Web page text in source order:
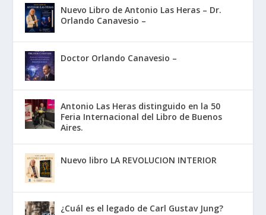
Nuevo Libro de Antonio Las Heras – Dr.
Orlando Canavesio –
Doctor Orlando Canavesio –
Antonio Las Heras distinguido en la 50
Feria Internacional del Libro de Buenos
Aires.
Nuevo libro LA REVOLUCION INTERIOR
¿Cuál es el legado de Carl Gustav Jung?